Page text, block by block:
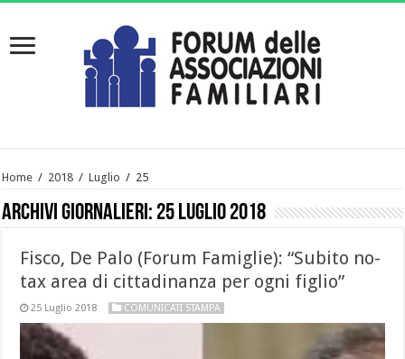
Home / 2018 / Luglio / 25
Archivi giornalieri: 25 Luglio 2018
Fisco, De Palo (Forum Famiglie): “Subito no-
tax area di cittadinanza per ogni figlio”
25 Luglio 2018 COMUNICATI STAMPA